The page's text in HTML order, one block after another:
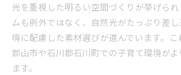
光を重視した明るい空間づくりが挙げら
ムも例外ではなく、自然光がたっぷり差
境に配慮した素材選びが進んでいます。
郡山市や石川郡石川町での子育て環境が
ます。